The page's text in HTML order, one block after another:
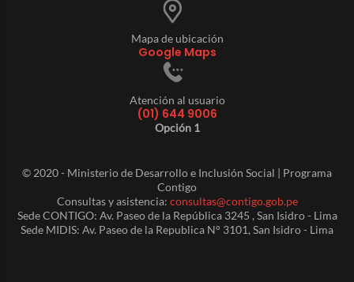
Mapa de ubicación
Google Maps
Atención al usuario
(01) 644 9006
Opción 1
© 2020 - Ministerio de Desarrollo e Inclusión Social | Programa
Contigo
Consultas y asistencia: consultas@contigo.gob.pe
Sede CONTIGO: Av. Paseo de la República 3245 , San Isidro - Lima
Sede MIDIS: Av. Paseo de la Republica N° 3101, San Isidro - Lima